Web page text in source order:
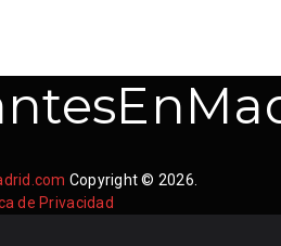
Copyright © 2026.
de Privacidad